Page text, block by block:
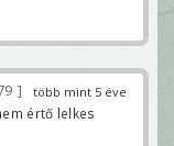
több mint 5 éve
értő lelkes